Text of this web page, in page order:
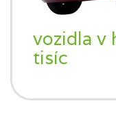
vozidla v
tisíc